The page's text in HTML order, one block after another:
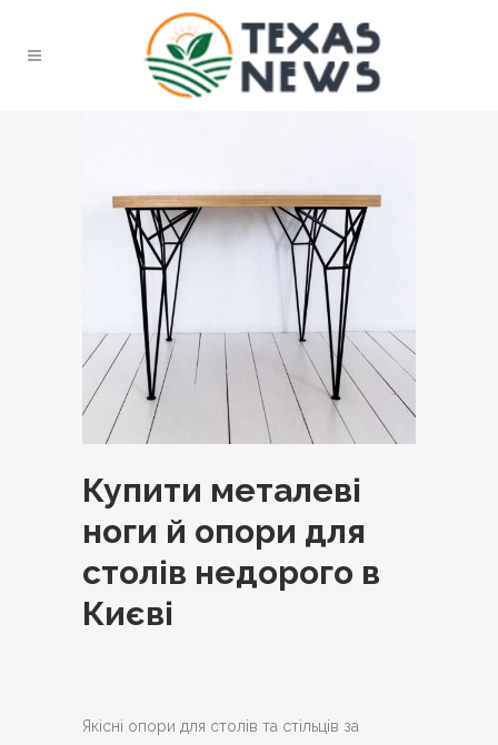
Купити металеві
ноги й опори для
столів недорого в
Києві
Якісні опори для столів та стільців за